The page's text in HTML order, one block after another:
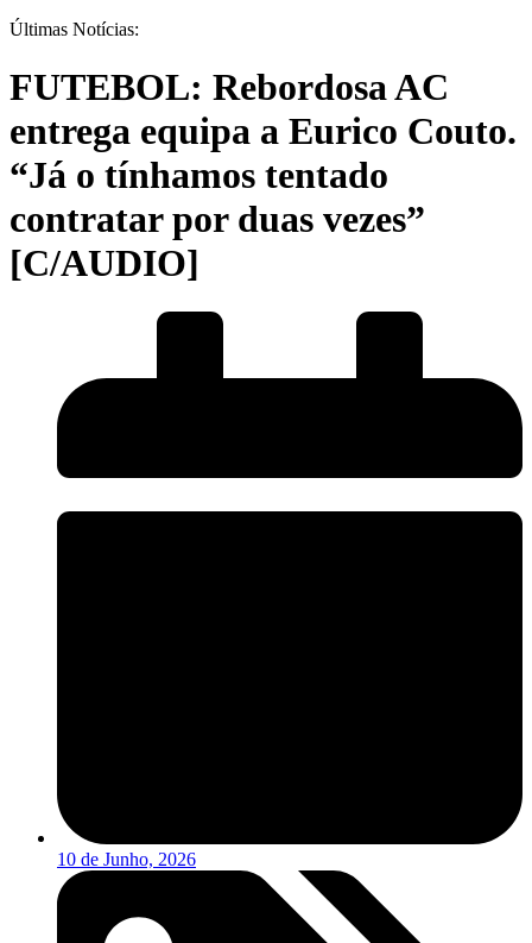
Últimas Notícias:
FUTEBOL: Rebordosa AC
entrega equipa a Eurico Couto.
“Já o tínhamos tentado
contratar por duas vezes”
[C/AUDIO]
10 de Junho, 2026